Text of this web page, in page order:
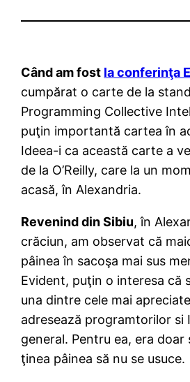
Când am fost la conferinţa
cumpărat o carte de la
Programming Collective
puţin importantă cartea în
Ideea-i ca această carte a
de la O’Reilly, care la un
acasă, în Alexandria.
Revenind din Sibiu, în
crăciun, am observat că
pâinea în sacoşa mai sus
Evident, puţin o interesa că
una dintre cele mai
adresează programtorilor si
general. Pentru ea, era doar
ţinea pâinea să nu se usuce.